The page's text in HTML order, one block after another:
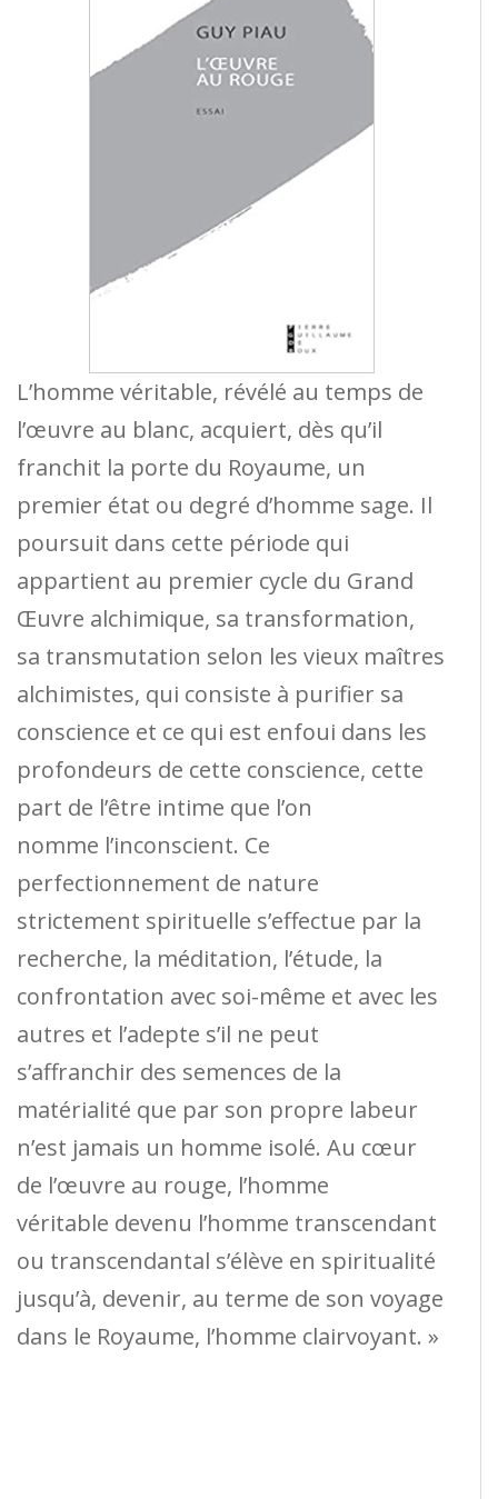
L’homme véritable, révélé au temps de
l’œuvre au blanc, acquiert, dès qu’il
franchit la porte du Royaume, un
premier état ou degré d’homme sage. Il
poursuit dans cette période qui
appartient au premier cycle du Grand
Œuvre alchimique, sa transformation,
sa transmutation selon les vieux maîtres
alchimistes, qui consiste à purifier sa
conscience et ce qui est enfoui dans les
profondeurs de cette conscience, cette
part de l’être intime que l’on
nomme l’inconscient. Ce
perfectionnement de nature
strictement spirituelle s’effectue par la
recherche, la méditation, l’étude, la
confrontation avec soi-même et avec les
autres et l’adepte s’il ne peut
s’affranchir des semences de la
matérialité que par son propre labeur
n’est jamais un homme isolé. Au cœur
de l’œuvre au rouge, l’homme
véritable devenu l’homme transcendant
ou transcendantal s’élève en spiritualité
jusqu’à, devenir, au terme de son voyage
dans le Royaume, l’homme clairvoyant. »